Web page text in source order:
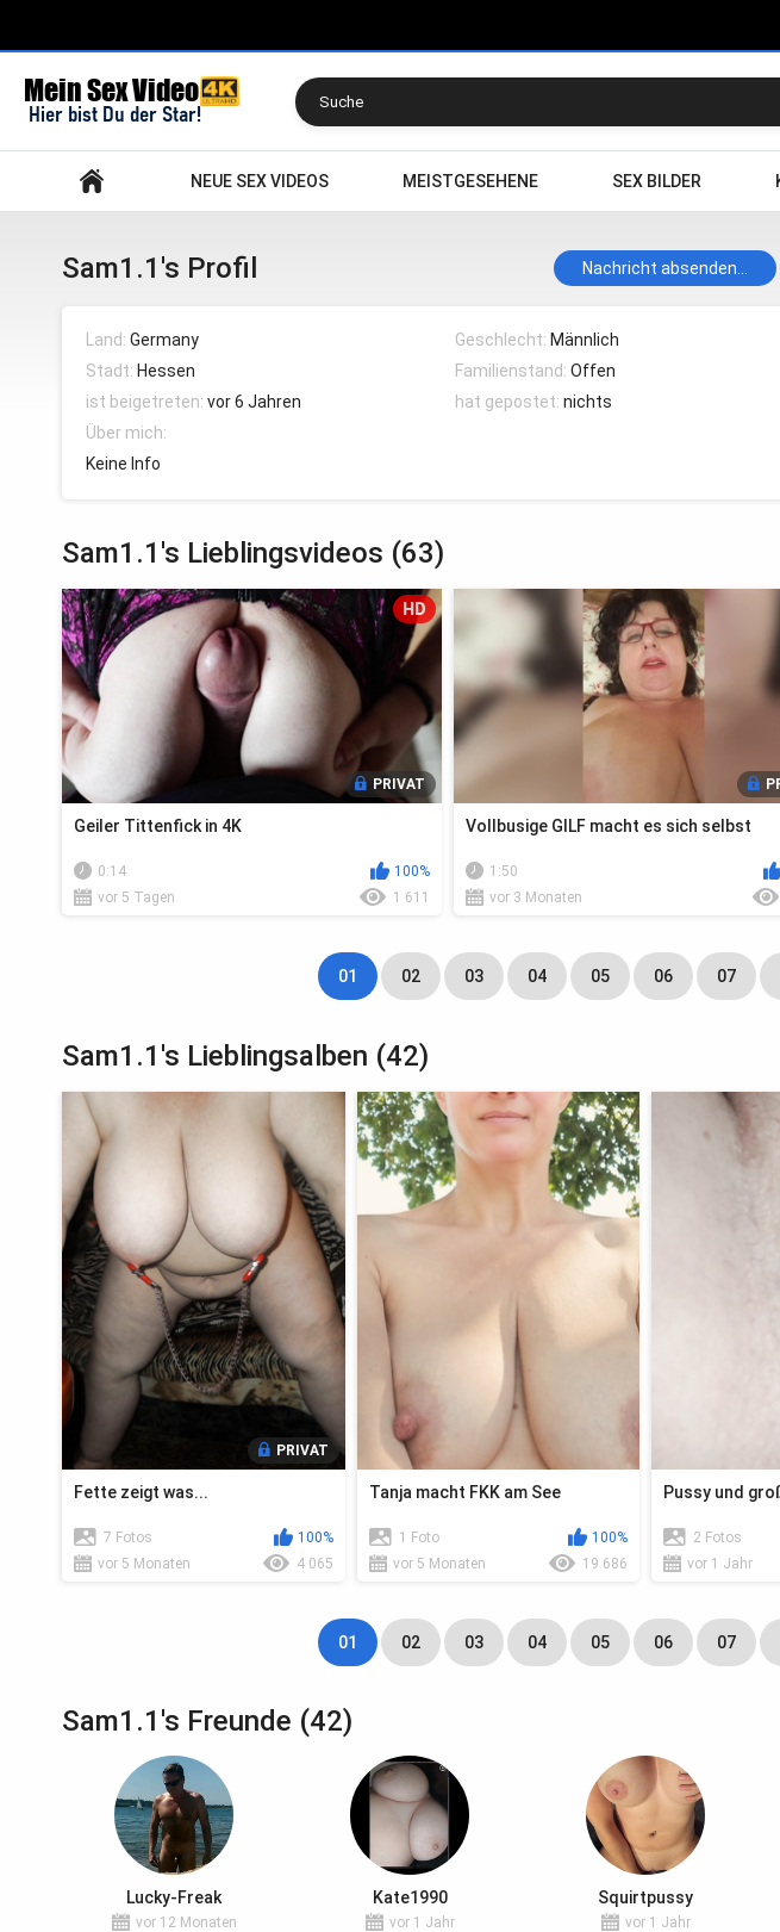
NEUE SEX VIDEOS MEISTGESEHENE SEX BILDER
Sam1.1's Profil Nachricht absenden...
Land: Germany
Stadt: Hessen
ist beigetreten: vor 6 Jahren
Geschlecht: Männlich
Familienstand:Offen
hat gepostet:nichts
Über mich:
Keine Info
Sam1.1's Lieblingsvideos (63)
PRIVAT
HD
Geiler Tittenfick in 4K
0:14
100%
vor 5 Tagen
1 611
Vollbusige GILF macht es sich selbst
1:50
vor 3 Monaten
01 02 03 04 05 06 07
Sam1.1's Lieblingsalben (42)
PRIVAT
Fette zeigt was...
7 Fotos
100%
vor 5 Monaten
4 065
Tanja macht FKK am See
1 Foto
100%
vor 5 Monaten
19 686
Pussy und
2 Fotos
vor 1 Jahr
01 02 03 04 05 06 07
Sam1.1's Freunde (42)
Lucky-Freak
vor 12 Monaten
Kate1990
vor 1 Jahr
Squirtpussy
vor 1 Jahr